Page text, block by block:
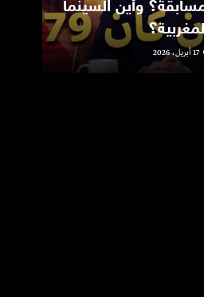
وأين السينما
17 أبريل، 2026